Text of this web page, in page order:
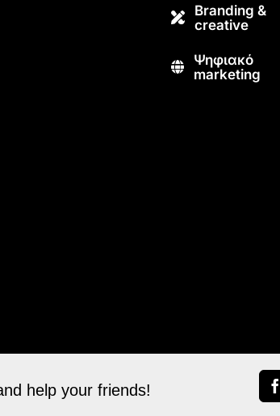
Branding &
creative
Ψηφιακό
marketing
help your friends!